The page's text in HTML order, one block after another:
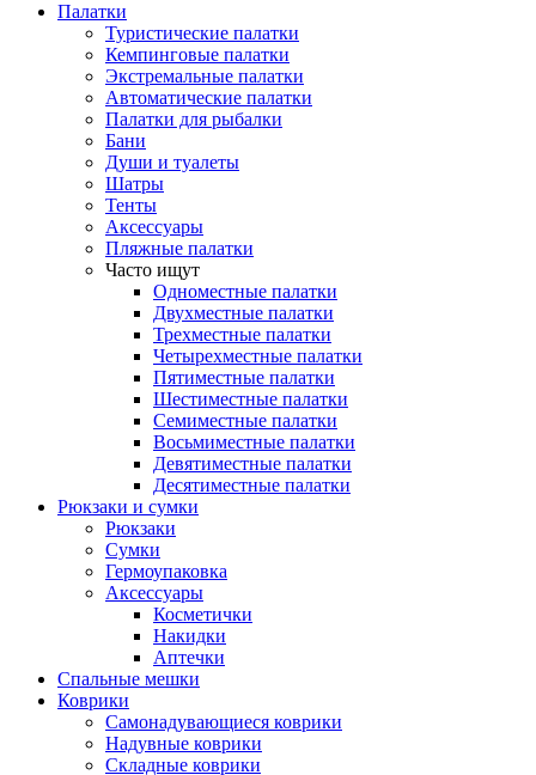
Палатки
Туристические палатки
Кемпинговые палатки
Экстремальные палатки
Автоматические палатки
Палатки для рыбалки
Бани
Души и туалеты
Шатры
Тенты
Аксессуары
Пляжные палатки
Часто ищут
Одноместные палатки
Двухместные палатки
Трехместные палатки
Четырехместные палатки
Пятиместные палатки
Шестиместные палатки
Семиместные палатки
Восьмиместные палатки
Девятиместные палатки
Десятиместные палатки
Рюкзаки и сумки
Рюкзаки
Сумки
Гермоупаковка
Аксессуары
Косметички
Накидки
Аптечки
Спальные мешки
Коврики
Самонадувающиеся коврики
Надувные коврики
Складные коврики